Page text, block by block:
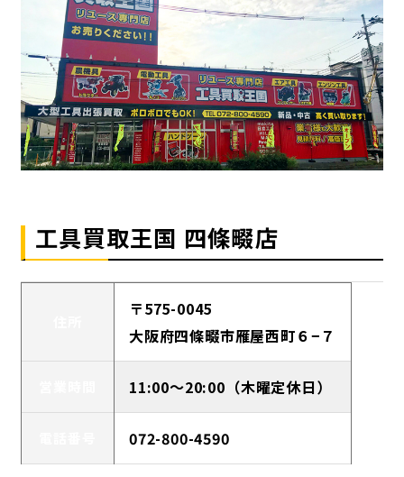
工具買取王国 四條畷店
〒575-0045
大阪府四條畷市雁屋西町６−７
11:00～20:00（木曜定休日）
072-800-4590